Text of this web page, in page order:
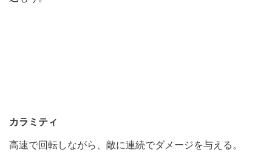
カラミティ
高速で回転しながら、敵に連続でダメージを与える。